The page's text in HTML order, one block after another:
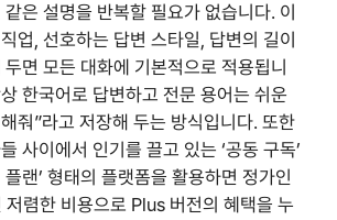
은 설명을 반복할 필요가 없습니다. 이
업, 선호하는 답변 스타일, 답변의 길이
면 모든 대화에 기본적으로 적용됩니
한국어로 답변하고 전문 용어는 쉬운
줘”라고 저장해 두는 방식입니다. 또한
사이에서 인기를 끌고 있는 ‘공동 구독’
플랜’ 형태의 플랫폼을 활용하면 정가인
렴한 비용으로 Plus 버전의 혜택을 누